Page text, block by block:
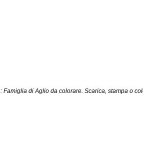
: Famiglia di Aglio da colorare. Scarica, stampa o